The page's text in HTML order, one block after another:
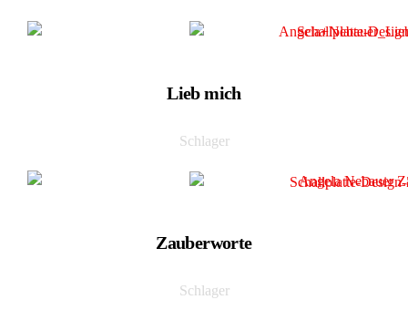
Lieb mich
Schlager
Zauberworte
Schlager